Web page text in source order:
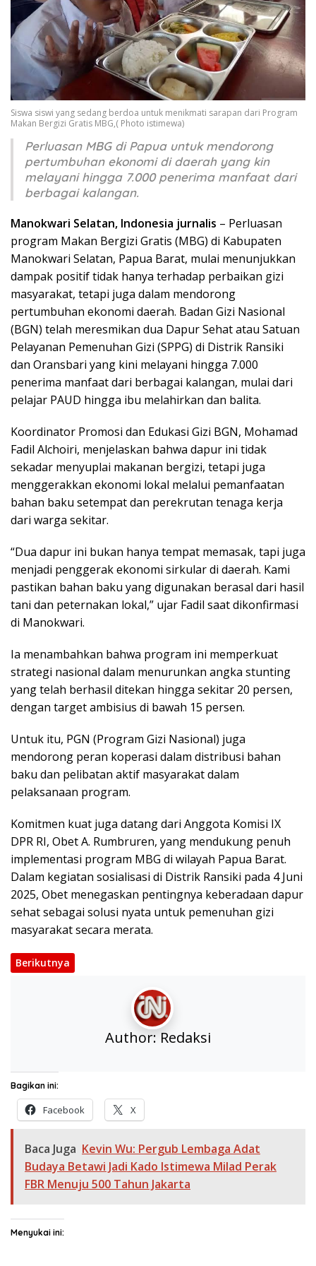
Siswa siswi yang sedang berdoa untuk menikmati sarapan dari Program
Makan Bergizi Gratis MBG,( Photo istimewa)
Perluasan MBG di Papua untuk mendorong
pertumbuhan ekonomi di daerah yang kin
melayani hingga 7.000 penerima manfaat dari
berbagai kalangan.
Manokwari Selatan, Indonesia jurnalis – Perluasan
program Makan Bergizi Gratis (MBG) di Kabupaten
Manokwari Selatan, Papua Barat, mulai menunjukkan
dampak positif tidak hanya terhadap perbaikan gizi
masyarakat, tetapi juga dalam mendorong
pertumbuhan ekonomi daerah. Badan Gizi Nasional
(BGN) telah meresmikan dua Dapur Sehat atau Satuan
Pelayanan Pemenuhan Gizi (SPPG) di Distrik Ransiki
dan Oransbari yang kini melayani hingga 7.000
penerima manfaat dari berbagai kalangan, mulai dari
pelajar PAUD hingga ibu melahirkan dan balita.
Koordinator Promosi dan Edukasi Gizi BGN, Mohamad
Fadil Alchoiri, menjelaskan bahwa dapur ini tidak
sekadar menyuplai makanan bergizi, tetapi juga
menggerakkan ekonomi lokal melalui pemanfaatan
bahan baku setempat dan perekrutan tenaga kerja
dari warga sekitar.
“Dua dapur ini bukan hanya tempat memasak, tapi juga
menjadi penggerak ekonomi sirkular di daerah. Kami
pastikan bahan baku yang digunakan berasal dari hasil
tani dan peternakan lokal,” ujar Fadil saat dikonfirmasi
di Manokwari.
Ia menambahkan bahwa program ini memperkuat
strategi nasional dalam menurunkan angka stunting
yang telah berhasil ditekan hingga sekitar 20 persen,
dengan target ambisius di bawah 15 persen.
Untuk itu, PGN (Program Gizi Nasional) juga
mendorong peran koperasi dalam distribusi bahan
baku dan pelibatan aktif masyarakat dalam
pelaksanaan program.
Komitmen kuat juga datang dari Anggota Komisi IX
DPR RI, Obet A. Rumbruren, yang mendukung penuh
implementasi program MBG di wilayah Papua Barat.
Dalam kegiatan sosialisasi di Distrik Ransiki pada 4 Juni
2025, Obet menegaskan pentingnya keberadaan dapur
sehat sebagai solusi nyata untuk pemenuhan gizi
masyarakat secara merata.
Berikutnya
Author:Redaksi
Bagikan ini:
Facebook X
Baca Juga Kevin Wu: Pergub Lembaga Adat
Budaya Betawi Jadi Kado Istimewa Milad Perak
FBR Menuju 500 Tahun Jakarta
Menyukai ini: